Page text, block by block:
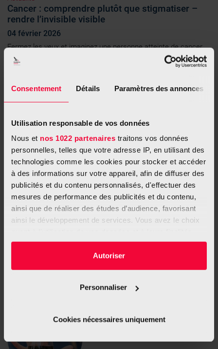
Consentement Détails Paramètres des annonces
Utilisation responsable de vos données
Nous et nos 1022 partenaires traitons vos données
personnelles, telles que votre adresse IP, en utilisant des
technologies comme les cookies pour stocker et accéder
à des informations sur votre appareil, afin de diffuser des
publicités et du contenu personnalisés, d'effectuer des
mesures de performance des publicités et du contenu,
ainsi que de réaliser des études d’audience, favorisant
ainsi le développement de services. Vous avez le choix
Vous pouvez modifier ou retirer votre consentement à
tout moment en consultant la Déclaration relative aux
cookies ou en cliquant sur l'icône de confidentialité.
Si vous le permettez, nous aimerions également :
géographique qui peuvent être précises à plusieurs
Autoriser
Personnaliser
Cookies nécessaires uniquement
Cancer : comprendre plutôt que stigmatiser –
rendre l’invisible visible
04 février 2026
Fermez les yeux et imaginez une personne atteinte de cancer.
Que voyez-vous ? Un être pâle, amaigri, peut-être...
Actualité
Projet de recherche GRALL : Comment les
allergies peuvent aider à combattre les cellules
cancéreuses
Le projet GRALL combine des approches expérimentales avec
l’analyse d’échantillons sanguins prélevés chez des personnes